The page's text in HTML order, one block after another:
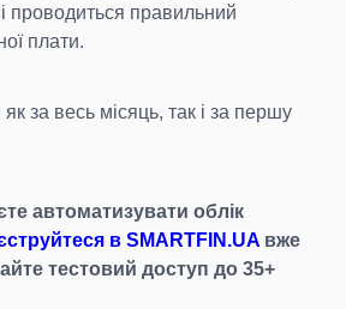
проводиться правильний
плати.
за весь місяць, так і за першу
автоматизувати облік
в SMARTFIN.UA вже
тестовий доступ до 35+